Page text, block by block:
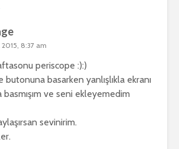
2015, 8:37 am
periscope :):)
basarken yanlışlıkla ekranı
ve seni ekleyemedim
sevinirim.